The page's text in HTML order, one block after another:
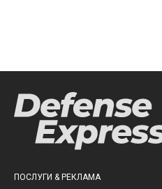
ПОСЛУГИ & РЕКЛАМА